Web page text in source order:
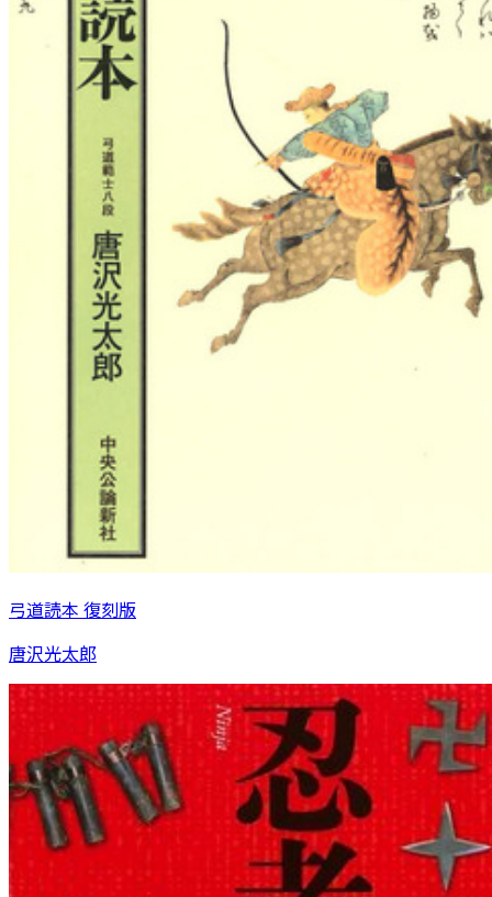
弓道読本 復刻版
唐沢光太郎